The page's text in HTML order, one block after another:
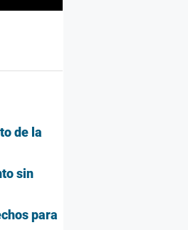
de la
sin
para